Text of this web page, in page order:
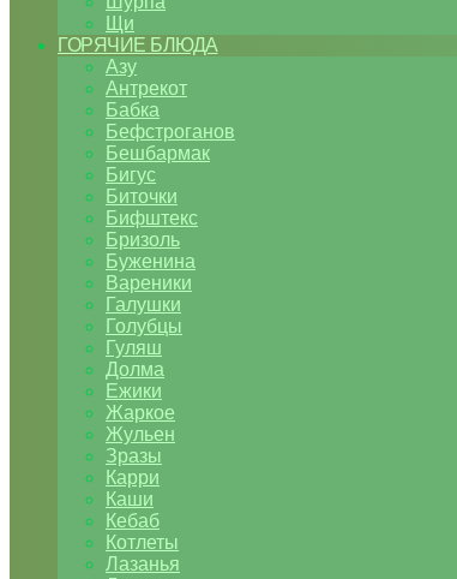
Щи
ГОРЯЧИЕ БЛЮДА
Азу
Антрекот
Бабка
Бефстроганов
Бешбармак
Бигус
Биточки
Бифштекс
Бризоль
Буженина
Вареники
Галушки
Голубцы
Гуляш
Долма
Ежики
Жаркое
Жульен
Зразы
Карри
Каши
Кебаб
Котлеты
Лазанья